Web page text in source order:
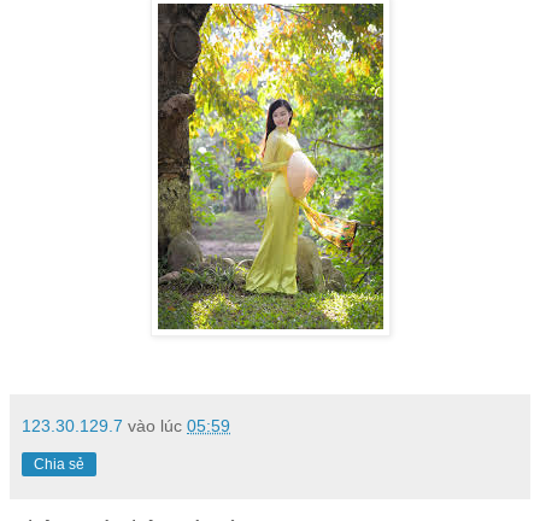
123.30.129.7 vào lúc 05:59
Chia sẻ